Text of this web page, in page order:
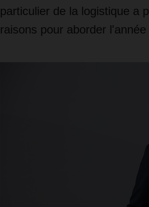
particulier de la logistique a
raisons pour aborder